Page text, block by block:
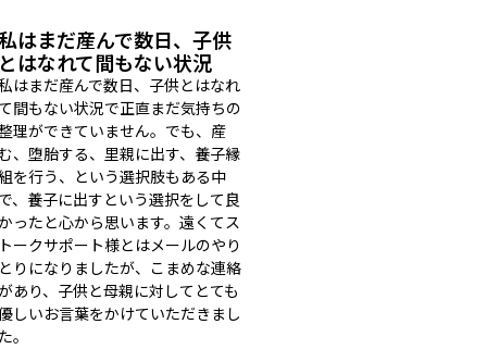
はまだ産んで数日、子供
はなれて間もない状況
はまだ産んで数日、子供とはなれ
間もない状況で正直まだ気持ちの
理ができていません。でも、産
、堕胎する、里親に出す、養子縁
を行う、という選択肢もある中
、養子に出すという選択をして良
ったと心から思います。遠くてス
ークサポート様とはメールのやり
りになりましたが、こまめな連絡
あり、子供と母親に対してとても
しいお言葉をかけていただきまし
。